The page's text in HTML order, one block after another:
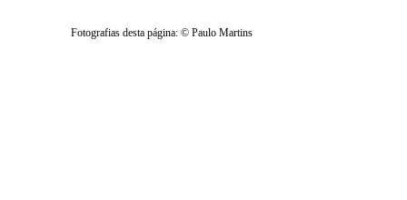
Fotografias desta página: © Paulo Martins